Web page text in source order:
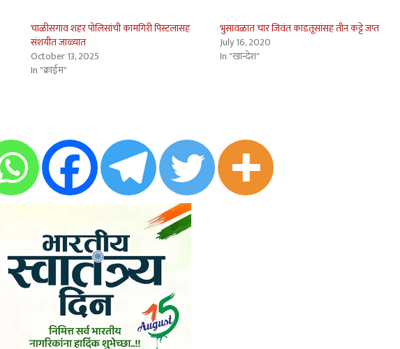
चाळीसगाव शहर पोलिसांची कामगिरी पिस्टलासह
संशयीत जाळ्यात
October 13, 2025
In "क्राईम"
भुसावळात चार जिवंत काडतूसांसह तीन कट्टे जप्त
July 16, 2020
In "खान्देश"